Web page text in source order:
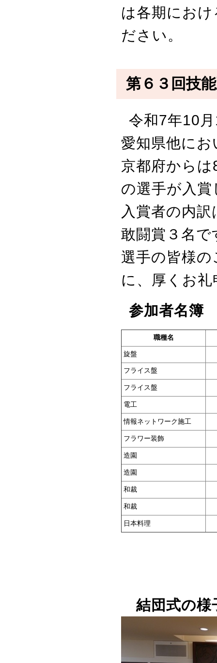
は各期にお
ださい。
第６３回技
令和7年10
愛知県他に
京都府から
の選手が入
入賞者の内
敢闘賞３名で
選手の皆様
に、厚くお
参加者名簿
職種名
旋盤
フライス盤
フライス盤
電工
情報ネットワーク施工
フラワー装飾
造園
造園
和裁
和裁
日本料理
結団式の様